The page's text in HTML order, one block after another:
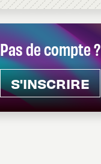
Pas de compte ?
S'INSCRIRE